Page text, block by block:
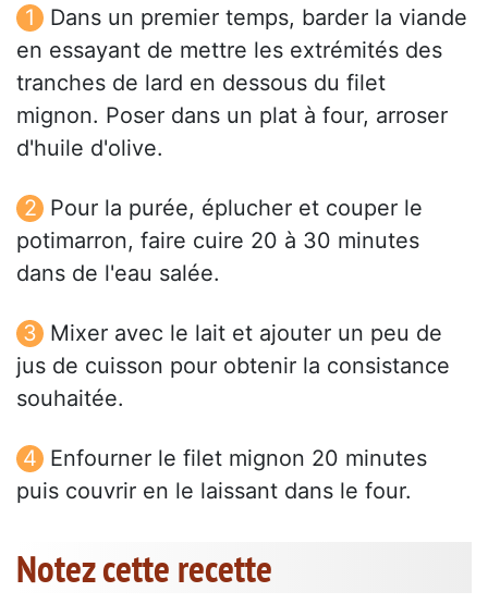
Dans un premier temps, barder la viande
en essayant de mettre les extrémités des
tranches de lard en dessous du filet
mignon. Poser dans un plat à four, arroser
d'huile d'olive.
Pour la purée, éplucher et couper le
potimarron, faire cuire 20 à 30 minutes
dans de l'eau salée.
Mixer avec le lait et ajouter un peu de
jus de cuisson pour obtenir la consistance
souhaitée.
Enfourner le filet mignon 20 minutes
puis couvrir en le laissant dans le four.
Notez cette recette